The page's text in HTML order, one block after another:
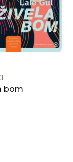
bom